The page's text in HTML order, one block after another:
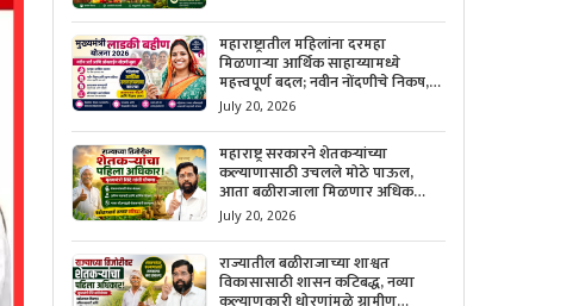
महाराष्ट्रातील महिलांना दरमहा
मिळणाऱ्या आर्थिक साहाय्यामध्ये
महत्त्वपूर्ण बदल; नवीन नोंदणीचे निकष,
आवश्यक कागदपत्रे आणि ऑनलाईन
अर्ज करण्याची सोपी प्रक्रिया जाणून घ्या.
July 20, 2026
महाराष्ट्र सरकारने शेतकऱ्यांच्या
कल्याणासाठी उचलले मोठे पाऊल,
आता बळीराजाला मिळणार अधिक
बळकटी आणि आर्थिक संरक्षण; जाणून
घ्या सरकारचा नवा संकल्प.
July 20, 2026
राज्यातील बळीराजाच्या शाश्वत
विकासासाठी शासन कटिबद्ध, नव्या